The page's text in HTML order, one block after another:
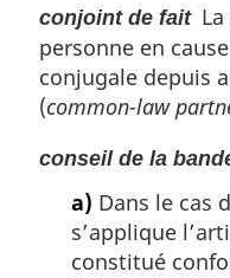
conjoint de faitLa
personne en
conjugale depuis
(common-law
conseil de la
a) Dans le cas
s’applique
constitué